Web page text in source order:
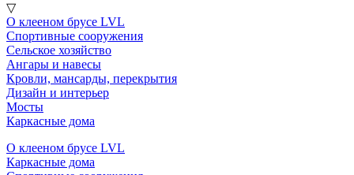
▽
О клееном брусе LVL
Спортивные сооружения
Сельское хозяйство
Ангары и навесы
Кровли, мансарды, перекрытия
Дизайн и интерьер
Мосты
Каркасные дома
О клееном брусе LVL
Каркасные дома